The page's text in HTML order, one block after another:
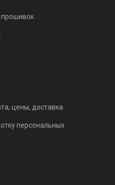
прошивок
цены, доставка
персональных